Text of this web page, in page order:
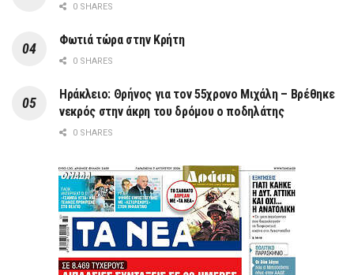
0 SHARES
Φωτιά τώρα στην Κρήτη
0 SHARES
Ηράκλειο: Θρήνος για τον 55χρονο Μιχάλη – Βρέθηκε
νεκρός στην άκρη του δρόμου ο ποδηλάτης
0 SHARES